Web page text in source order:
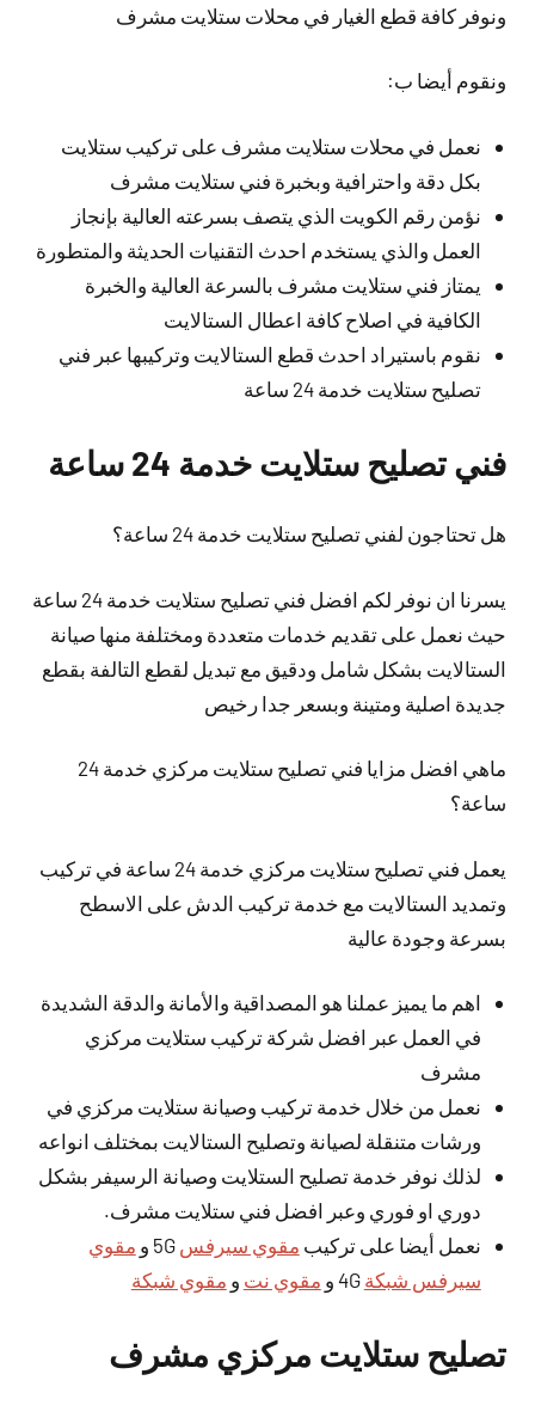
ونوفر كافة قطع الغيار في محلات ستلايت مشرف
ونقوم أيضا ب:
نعمل في محلات ستلايت مشرف على تركيب ستلايت
بكل دقة واحترافية وبخبرة فني ستلايت مشرف
نؤمن رقم الكويت الذي يتصف بسرعته العالية بإنجاز
العمل والذي يستخدم احدث التقنيات الحديثة والمتطورة
يمتاز فني ستلايت مشرف بالسرعة العالية والخبرة
الكافية في اصلاح كافة اعطال الستالايت
نقوم باستيراد احدث قطع الستالايت وتركيبها عبر فني
تصليح ستلايت خدمة 24 ساعة
فني تصليح ستلايت خدمة 24 ساعة
هل تحتاجون لفني تصليح ستلايت خدمة 24 ساعة؟
يسرنا ان نوفر لكم افضل فني تصليح ستلايت خدمة 24 ساعة
حيث نعمل على تقديم خدمات متعددة ومختلفة منها صيانة
الستالايت بشكل شامل ودقيق مع تبديل لقطع التالفة بقطع
جديدة اصلية ومتينة وبسعر جدا رخيص
ماهي افضل مزايا فني تصليح ستلايت مركزي خدمة 24
ساعة؟
يعمل فني تصليح ستلايت مركزي خدمة 24 ساعة في تركيب
وتمديد الستالايت مع خدمة تركيب الدش على الاسطح
بسرعة وجودة عالية
اهم ما يميز عملنا هو المصداقية والأمانة والدقة الشديدة
في العمل عبر افضل شركة تركيب ستلايت مركزي
مشرف
نعمل من خلال خدمة تركيب وصيانة ستلايت مركزي في
ورشات متنقلة لصيانة وتصليح الستالايت بمختلف انواعه
لذلك نوفر خدمة تصليح الستلايت وصيانة الرسيفر بشكل
دوري او فوري وعبر افضل فني ستلايت مشرف.
نعمل أيضا على تركيب مقوي سيرفس 5G و
مقوي
سيرفس شبكة 4G و مقوي نت و مقوي شبكة
تصليح ستلايت مركزي مشرف